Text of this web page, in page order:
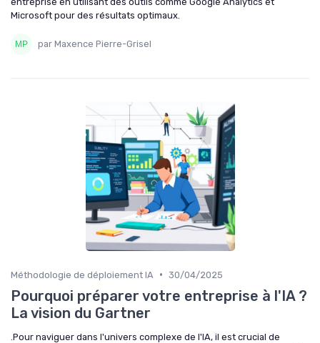
Microsoft pour des résultats optimaux.
par Maxence Pierre-Grisel
Méthodologie de déploiement IA • 30/04/2025
Pourquoi préparer votre entreprise à l'IA ?
La vision du Gartner
.Pour naviguer dans l'univers complexe de l'IA, il est crucial de